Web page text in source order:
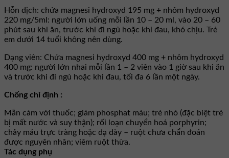
Hỗn dịch: chứa magnesi hydroxyd 195 mg + nhôm hydroxyd
220 mg/5ml: người lớn uống mỗi lần 10 – 20 ml, vào 20 – 60
phút sau khi ăn, trước khi đi ngủ hoặc khi đau, khó chịu. Trẻ
em dưới 14 tuổi không nên dùng.
Dạng viên: Chứa magnesi hydroxyd 400 mg + nhôm hydroxyd
400 mg: người lớn nhai mỗi lần 1 – 2 viên vào 1 giờ sau khi ăn
và trước khi đi ngủ hoặc khi đau, tối đa 6 lần một ngày.
Chống chỉ định :
Mẫn cảm với thuốc; giảm phosphat máu; trẻ nhỏ (đặc biệt trẻ
bị mất nước và suy thận); rối loạn chuyển hoá porphyrin;
chảy máu trực tràng hoặc dạ dày – ruột chưa chẩn đoán
được nguyên nhân; viêm ruột thừa.
Tác dụng phụ